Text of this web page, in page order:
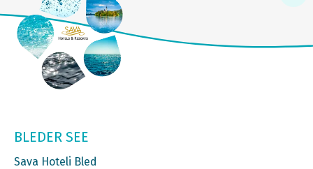
BLEDER SEE
Sava Hoteli Bled